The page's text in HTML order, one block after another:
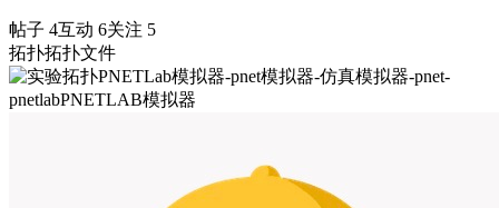
帖子 4互动 6关注 5
拓扑拓扑文件